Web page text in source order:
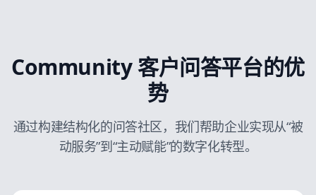
Community 客户问答平台的优
势
通过构建结构化的问答社区，我们帮助企业实现从“被
动服务”到“主动赋能”的数字化转型。